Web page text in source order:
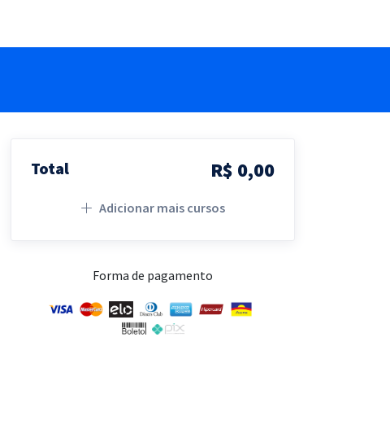
Total R$ 0,00
Adicionar mais cursos
Forma de pagamento